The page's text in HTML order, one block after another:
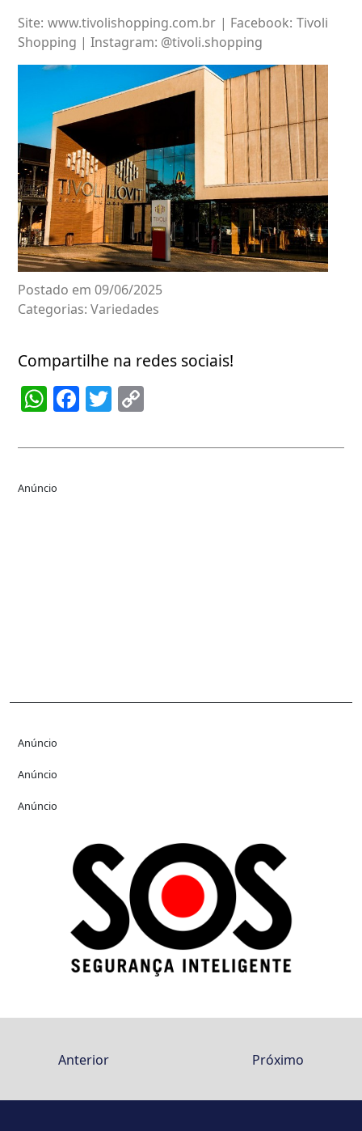
Site: www.tivolishopping.com.br| Facebook: Tivoli
Shopping | Instagram: @tivoli.shopping
Postado em 09/06/2025
Categorias: Variedades
Compartilhe na redes sociais!
WhatsApp
Facebook
Twitter
Anúncio
Anúncio
Anúncio
Anúncio
Anterior Próximo